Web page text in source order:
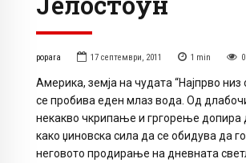
popara 17 септември, 2011 1 min 0
Америка, земја на чудата “Најпрво низ
се пробива еден млаз вода. Од
некакво чкрипање и гргорење допира
како џиновска сила да се обидува да
неговото продирање на дневната